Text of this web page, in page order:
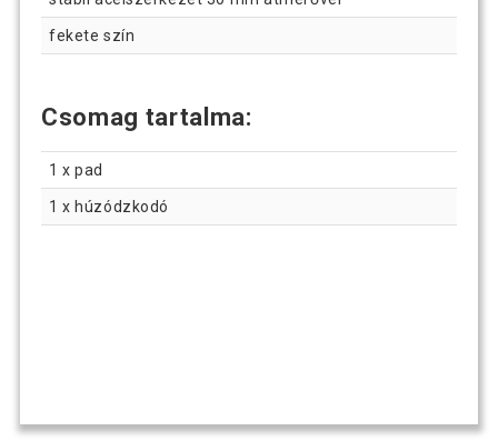
fekete szín
Csomag tartalma:
1 x pad
1 x húzódzkodó